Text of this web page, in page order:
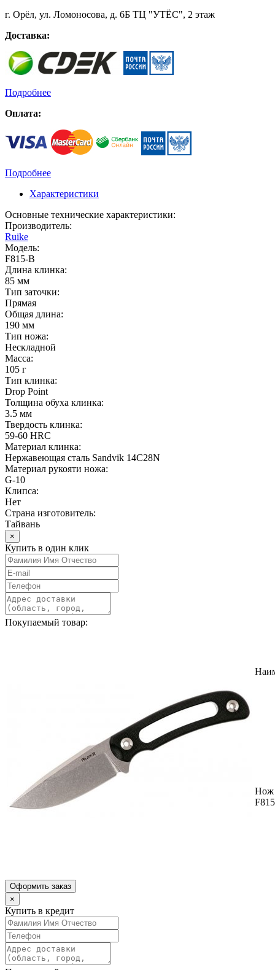
г. Орёл, ул. Ломоносова, д. 6Б ТЦ "УТЁС", 2 этаж
Доставка:
Подробнее
Оплата:
Подробнее
Характеристики
Основные технические характеристики:
Производитель:
Ruike
Модель:
F815-B
Длина клинка:
85 мм
Тип заточки:
Прямая
Общая длина:
190 мм
Тип ножа:
Нескладной
Масса:
105 г
Тип клинка:
Drop Point
Толщина обуха клинка:
3.5 мм
Твердость клинка:
59-60 HRC
Материал клинка:
Нержавеющая сталь Sandvik 14C28N
Материал рукояти ножа:
G-10
Клипса:
Нет
Страна изготовитель:
Тайвань
×
Купить в один клик
Покупаемый товар:
Нож
Оформить заказ
×
Купить в кредит